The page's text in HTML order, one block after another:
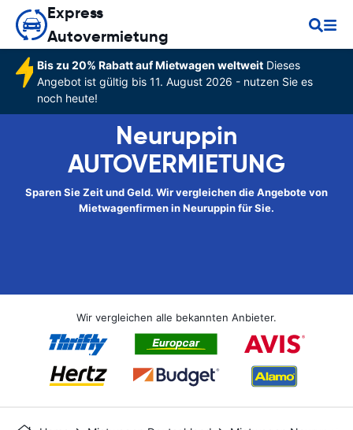
Express
Autovermietung
Bis zu 20% Rabatt auf Mietwagen weltweitDieses
Angebot ist gültig bis 11. August 2026 - nutzen Sie es
noch heute!
Neuruppin
AUTOVERMIETUNG
Sparen Sie Zeit und Geld. Wir vergleichen die Angebote von
Mietwagenfirmen in Neuruppin für Sie.
Wir vergleichen alle bekannten Anbieter.